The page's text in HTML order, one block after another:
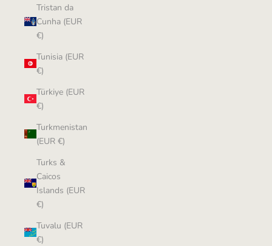
Tristan da
Cunha (EUR
€)
Tunisia (EUR
€)
Türkiye (EUR
€)
Turkmenistan
(EUR €)
Turks &
Caicos
Islands (EUR
€)
Tuvalu (EUR
€)